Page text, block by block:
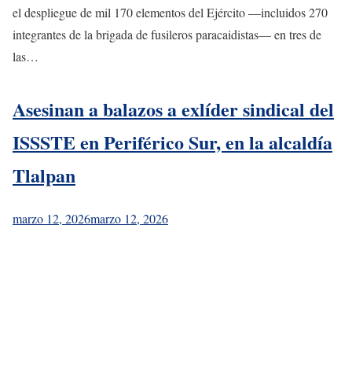
el despliegue de mil 170 elementos del Ejército —incluidos 270
integrantes de la brigada de fusileros paracaidistas— en tres de
las…
Asesinan a balazos a exlíder sindical del
ISSSTE en Periférico Sur, en la alcaldía
Tlalpan
marzo 12, 2026marzo 12, 2026